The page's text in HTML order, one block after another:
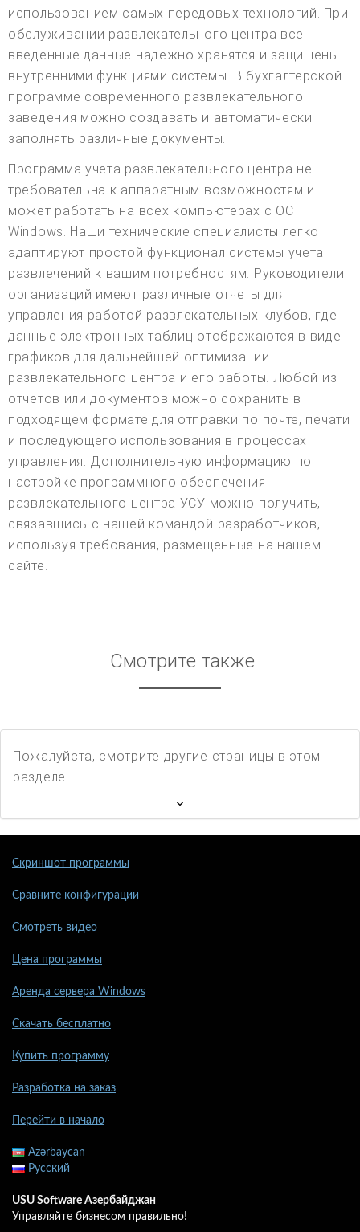
использованием самых передовых технологий. При
обслуживании развлекательного центра все
введенные данные надежно хранятся и защищены
внутренними функциями системы. В бухгалтерской
программе современного развлекательного
заведения можно создавать и автоматически
заполнять различные документы.
Программа учета развлекательного центра не
требовательна к аппаратным возможностям и
может работать на всех компьютерах с ОС
Windows. Наши технические специалисты легко
адаптируют простой функционал системы учета
развлечений к вашим потребностям. Руководители
организаций имеют различные отчеты для
управления работой развлекательных клубов, где
данные электронных таблиц отображаются в виде
графиков для дальнейшей оптимизации
развлекательного центра и его работы. Любой из
отчетов или документов можно сохранить в
подходящем формате для отправки по почте, печати
и последующего использования в процессах
управления. Дополнительную информацию по
настройке программного обеспечения
развлекательного центра УСУ можно получить,
связавшись с нашей командой разработчиков,
используя требования, размещенные на нашем
сайте.
Смотрите также
Пожалуйста, смотрите другие страницы в этом
разделе
Скриншот программы
Сравните конфигурации
Смотреть видео
Цена программы
Аренда сервера Windows
Скачать бесплатно
Купить программу
Разработка на заказ
Перейти в начало
Azərbaycan
Русский
USU Software Азербайджан
Управляйте бизнесом правильно!